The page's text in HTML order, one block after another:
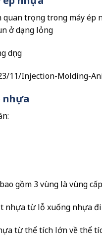
quan trọng trong máy
ở dạng lỏng
dụng
11/Injection-Molding-
nhựa
gồm 3 vùng là vùng
nhựa từ lỗ xuống nhựa
từ thể tích lớn về thể